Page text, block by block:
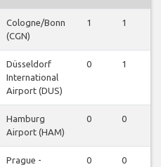
Cologne/Bonn
(CGN)
1 1
Düsseldorf
International
Airport (DUS)
0 1
Hamburg
Airport (HAM)
0 0
Prague -
0 0